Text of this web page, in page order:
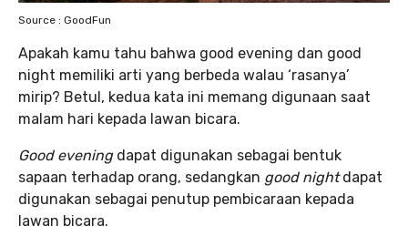
Source : GoodFun
Apakah kamu tahu bahwa good evening dan good
night memiliki arti yang berbeda walau ‘rasanya’
mirip? Betul, kedua kata ini memang digunaan saat
malam hari kepada lawan bicara.
Good eveningdapat digunakan sebagai bentuk
sapaan terhadap orang, sedangkan good nightdapat
digunakan sebagai penutup pembicaraan kepada
lawan bicara.